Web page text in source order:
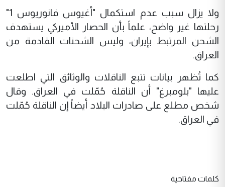
ولا يزال سبب عدم استكمال "أغيوس فانوريوس 1"
رحلتها غير واضح، علماً بأن الحصار الأميركي يستهدف
الشحن المرتبط بإيران، وليس الشحنات القادمة من
العراق.
كما تُظهر بيانات تتبع الناقلات والوثائق التي اطلعت
عليها "بلومبرغ" أن الناقلة حُمّلت في العراق. وقال
شخص مطلع على صادرات البلاد أيضاً إن الناقلة حُمّلت
في العراق.
كلمات مفتاحية